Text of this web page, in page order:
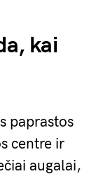
kai
paprastos
centre ir
augalai,